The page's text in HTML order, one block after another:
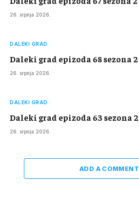
26. srpnja 2026.
DALEKI GRAD
Daleki grad epizoda 68 sezona 2
26. srpnja 2026.
DALEKI GRAD
Daleki grad epizoda 63 sezona 2
26. srpnja 2026.
ADD A COMMENT